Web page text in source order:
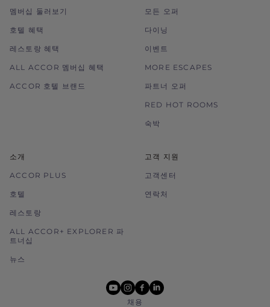
멤버십 둘러보기
호텔 혜택
레스토랑 혜택
ALL ACCOR 멤버십 혜택
ACCOR 호텔 브랜드
모든 오퍼
다이닝
이벤트
MORE ESCAPES
파트너 오퍼
RED HOT ROOMS
숙박
소개
ACCOR PLUS
호텔
레스토랑
ALL ACCOR+ EXPLORER 파
트너십
뉴스
고객 지원
고객센터
연락처
youtube
instagram
facebook
linkedin
채용